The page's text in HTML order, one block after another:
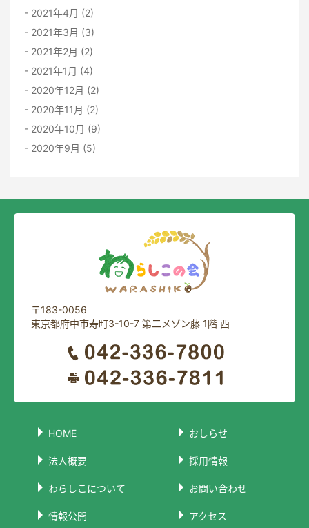
2021年4月 (2)
2021年3月 (3)
2021年2月 (2)
2021年1月 (4)
2020年12月 (2)
2020年11月 (2)
2020年10月 (9)
2020年9月 (5)
〒183-0056
東京都府中市寿町3-10-7 第二メゾン藤 1階 西
HOME
法人概要
わらしこについて
情報公開
おしらせ
採用情報
お問い合わせ
アクセス